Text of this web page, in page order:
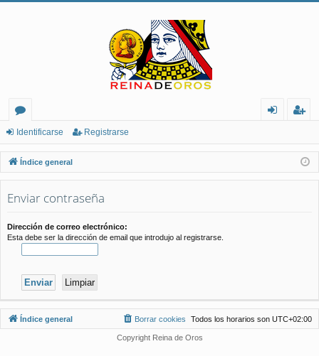
or
os
nt
ifi
ist
ra
Identificarse Registrarse
Índice general
Enviar contraseña
Dirección de correo electrónico:
Esta debe ser la dirección de email que introdujo al registrarse.
Índice general Todos los horarios son UTC+02:00
Borrar cookies
Copyright Reina de Oros